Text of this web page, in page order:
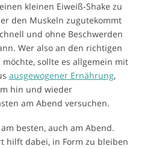
kleinen Eiweiß-Shake zu
den Muskeln zugutekommt
und ohne Beschwerden
Wer also an den richtigen
sollte es allgemein mit
ausgewogener Ernährung,
hin und wieder
am Abend versuchen.
besten, auch am Abend.
hilft dabei, in Form zu bleiben